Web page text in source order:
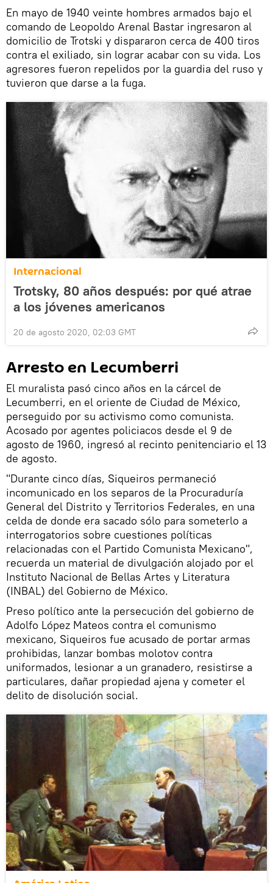
En mayo de 1940 veinte hombres armados bajo el
comando de Leopoldo Arenal Bastar ingresaron al
domicilio de Trotski y dispararon cerca de 400 tiros
contra el exiliado, sin lograr acabar con su vida. Los
agresores fueron repelidos por la guardia del ruso y
tuvieron que darse a la fuga.
Internacional
Trotsky, 80 años después: por qué atrae
a los jóvenes americanos
20 de agosto 2020, 02:03 GMT
Arresto en Lecumberri
El muralista pasó cinco años en la cárcel de
Lecumberri, en el oriente de Ciudad de México,
perseguido por su activismo como comunista.
Acosado por agentes policiacos desde el 9 de
agosto de 1960, ingresó al recinto penitenciario el 13
de agosto.
"Durante cinco días, Siqueiros permaneció
incomunicado en los separos de la Procuraduría
General del Distrito y Territorios Federales, en una
celda de donde era sacado sólo para someterlo a
interrogatorios sobre cuestiones políticas
relacionadas con el Partido Comunista Mexicano",
recuerda un material de divulgación alojado por el
Instituto Nacional de Bellas Artes y Literatura
(INBAL) del Gobierno de México.
Preso político ante la persecución del gobierno de
Adolfo López Mateos contra el comunismo
mexicano, Siqueiros fue acusado de portar armas
prohibidas, lanzar bombas molotov contra
uniformados, lesionar a un granadero, resistirse a
particulares, dañar propiedad ajena y cometer el
delito de disolución social.